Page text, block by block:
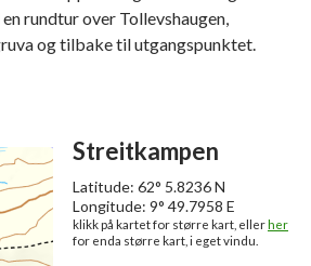
rundtur over Tollevshaugen,
og tilbake til utgangspunktet.
Streitkampen
Latitude: 62° 5.8236 N
Longitude: 9° 49.7958 E
klikk på kartet for større kart, ellerher
for enda større kart, i eget vindu.